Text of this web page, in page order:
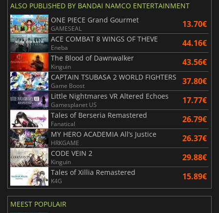
ALSO PUBLISHED BY BANDAI NAMCO ENTERTAINMENT
ONE PIECE Grand Gourmet
GAMESEAL 13.70€
ACE COMBAT 8 WINGS OF THEVE
Eneba 44.16€
The Blood of Dawnwalker
Kinguin 43.56€
CAPTAIN TSUBASA 2 WORLD FIGHTERS
Game Boost 37.80€
Little Nightmares VR Altered Echoes
Gamesplanet US 17.77€
Tales of Berseria Remastered
Fanatical 26.79€
MY HERO ACADEMIA All’s Justice
HRKGAME 26.37€
CODE VEIN 2
Kinguin 29.88€
Tales of Xillia Remastered
K4G 15.89€
MEEST POPULAIR